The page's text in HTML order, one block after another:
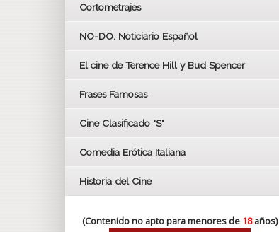
LOS OSCARS
BAFTA
Cortometrajes
NO-DO. Noticiario Español
El cine de Terence Hill y Bud Spencer
Frases Famosas
Cine Clasificado "S"
Comedia Erótica Italiana
Historia del Cine
(Contenido no apto para menores de 18años)